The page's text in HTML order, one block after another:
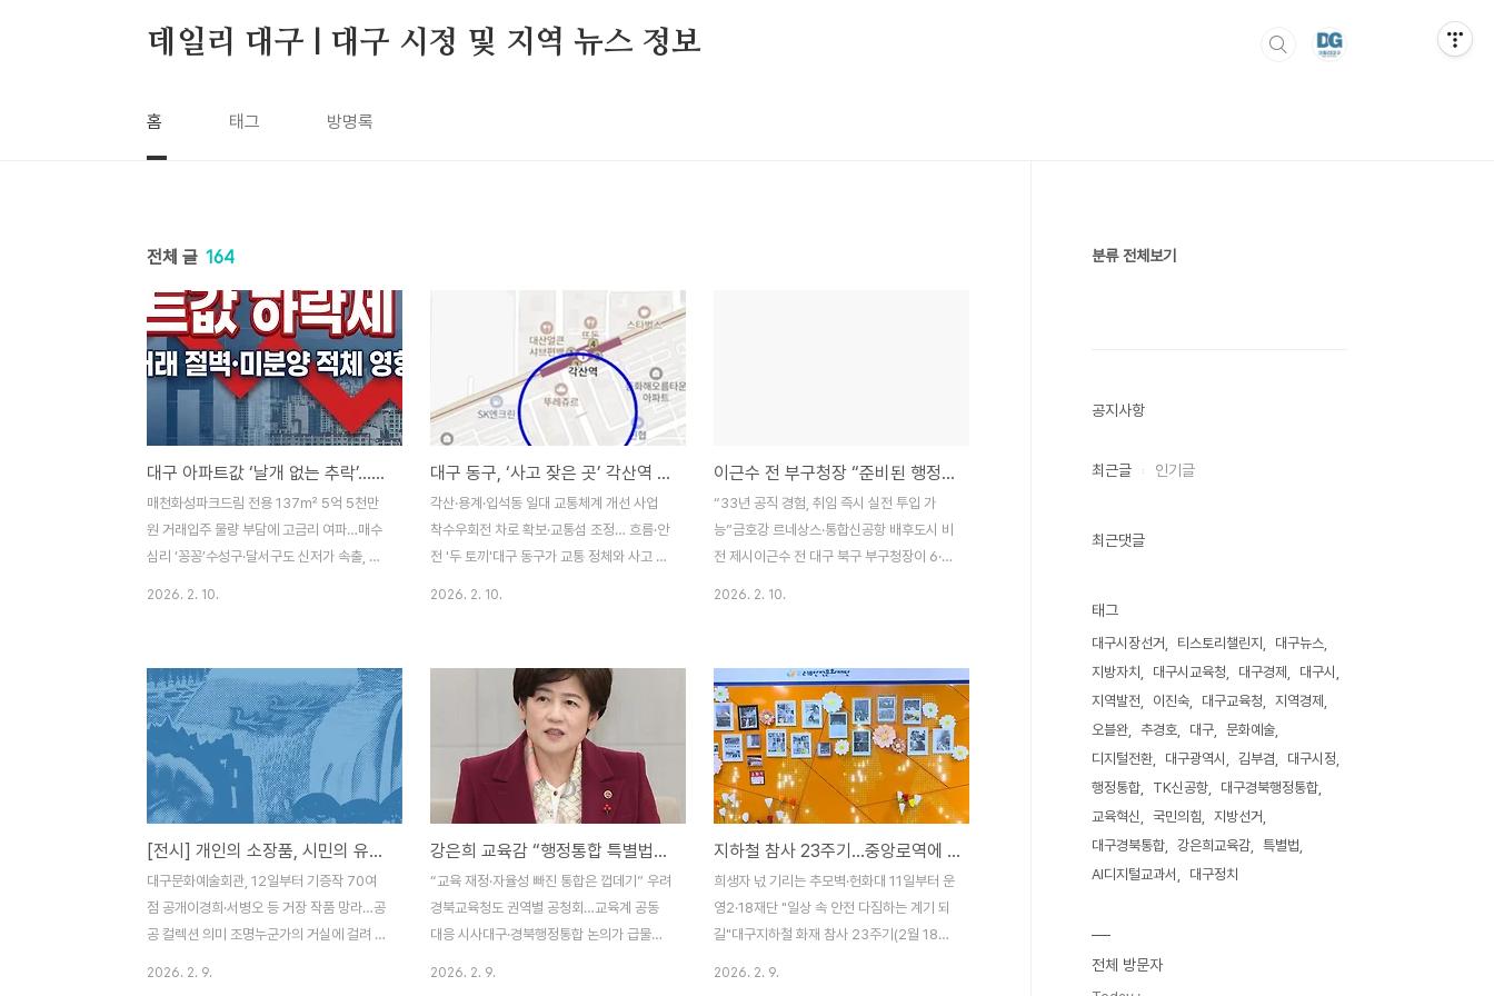
데일리 대구 | 대구 시정 및 지역 뉴스 정보
홈 태그 방명록
전체 글 164
대구 아파트값 ‘날개 없는 추락’…북구 대장주도 2억 5천 ‘뚝’
매천화성파크드림 전용 137㎡ 5억 5천만
원 거래입주 물량 부담에 고금리 여파…매수
심리 ‘꽁꽁’수성구·달서구도 신저가 속출, 하
면, 대구 북구 매천동의 대표 단지인 ‘매천화
성파크드림’ 전용면적 137㎡가 최근 5억
5,000만 원에 거래됐다. 이는 2년 전 최고가
(8억 원) 대비 무려 2억 5,000만 원(31%)
이나 하락한 금액이다.이러한 현상은 비단 북
구만의 문제가 아니다. ‘대구의 강남’으로 불
리는 수성구 범어동과 달서구 월성동 일대 구
축 아파트들에서도 직전 거래가보다 1~2억
원 낮은 급매물이 소화되고 있다.지역 부동산
업계는 ..
2026. 2. 10.
대구 동구, ‘사고 잦은 곳’ 각산역 등 3개 교차로 뜯어고친다
각산·용계·입석동 일대 교통체계 개선 사업
착수우회전 차로 확보·교통섬 조정… 흐름·안
전 '두 토끼'대구 동구가 교통 정체와 사고 위
입석네거리의 구조 개선 사업을 본격 추진한
다”고 밝혔다.이번 사업 대상지들은 출퇴근
시간대 상습 정체는 물론, 복잡한 신호 체계
로 인해 접촉 사고가 빈번했던 곳이다. 구는
▲우회전 전용 차로 추가 확보 ▲교통섬 위
치 조정 ▲노면 색깔 유도선 설치 등을 통해
차량 흐름을 개선하고 보행자 안전을 강화할
계획이다.윤석준 동구청장은 “단순한 도로
확장이 아니라 교통 흐름을 과학적으로 분석
해 구조적인 문제를 해결..
2026. 2. 10.
이근수 전 부구청장 “준비된 행정가”… 대구 북구청장 출사표
“33년 공직 경험, 취임 즉시 실전 투입 가
능”금호강 르네상스·통합신공항 배후도시 비
전 제시이근수 전 대구 북구 부구청장이 6·3
의 새로운 도약을 이끌겠다”며 출사표를 던
졌다.그는 출마 선언문에서 “북구는 통합신
공항 시대를 맞아 대구의 새로운 중심축으로
부상하고 있다”며 ▲금호강 르네상스 프로젝
트 완성 ▲엑스코선 조기 착공 ▲칠곡 생활
권과 도심 간 균형 발전 등을 핵심 공약으로
내세웠다. 특히 자신을 “연습 없이 바로 일할
수 있는 구청장”이라 칭하며, 행정 공백 없는
안정적인 구정 운영을 약속했다.이 전 부구청
장은 경북대 행정대학원을..
2026. 2. 10.
[전시] 개인의 소장품, 시민의 유산 되다…특별전 ‘이음’
대구문화예술회관, 12일부터 기증작 70여
점 공개이경희·서병오 등 거장 작품 망라…공
공 컬렉션 의미 조명누군가의 거실에 걸려 있
2026. 2. 9.
강은희 교육감 “행정통합 특별법에 ‘교육 자치’ 명시해야”
“교육 재정·자율성 빠진 통합은 껍데기” 우려
경북교육청도 권역별 공청회…교육계 공동
대응 시사대구·경북행정통합 논의가 급물살
2026. 2. 9.
지하철 참사 23주기…중앙로역에 ‘기억 공간’ 연다
희생자 넋 기리는 추모벽·헌화대 11일부터 운
영2·18재단 "일상 속 안전 다짐하는 계기 되
길"대구지하철 화재 참사 23주기(2월 18일)
2026. 2. 9.
분류 전체보기
공지사항
최근글 인기글
최근댓글
태그
대구시장선거 티스토리챌린지
대구뉴스
지방자치
대구시교육청 대구경제
대구시
지역발전
이진숙 대구교육청
지역경제
오블완
추경호 대구
문화예술
디지털전환
대구광역시 김부겸
대구시정
행정통합
TK신공항
대구경북행정통합
교육혁신
국민의힘
지방선거
대구경북통합
강은희교육감
특별법
AI디지털교과서
대구정치
전체 방문자